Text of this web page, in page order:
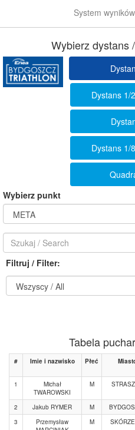
System
Wybierz dystans
Dystans 1/
Dystans 1/
Wybierz punkt
Filtruj / Filter:
Tabela
# Imie i nazwisko Płeć
1
Michał
TWAROWSKI
M
2 Jakub RYMER M
3
Przemysław
M